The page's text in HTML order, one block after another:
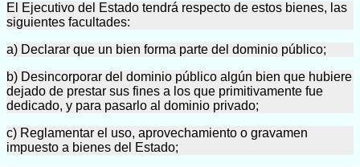
El Ejecutivo del Estado tendrá respecto de estos bienes, las
siguientes facultades:
a) Declarar que un bien forma parte del dominio público;
b) Desincorporar del dominio público algún bien que hubiere
dejado de prestar sus fines a los que primitivamente fue
dedicado, y para pasarlo al dominio privado;
c) Reglamentar el uso, aprovechamiento o gravamen
impuesto a bienes del Estado;